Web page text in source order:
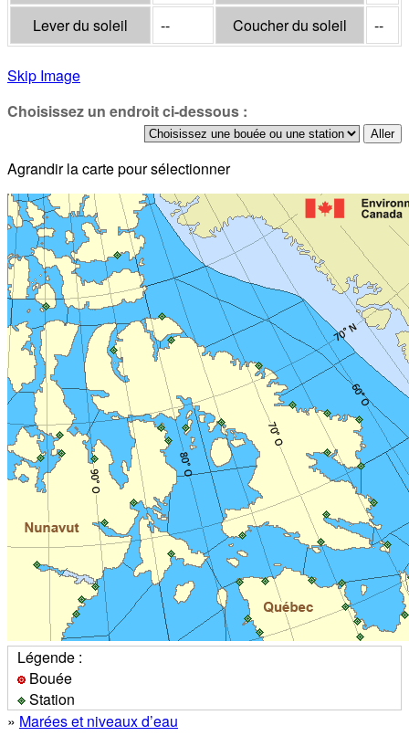
Lever du soleil -- Coucher du soleil --
Skip Image
Choisissez un endroit ci-dessous :
Agrandir la carte pour sélectionner
Légende :
Bouée
Station
» Marées et niveaux d’eau